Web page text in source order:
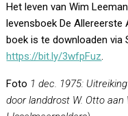
Het leven van Wim
levensboek De Allereerste
boek is te downloaden via
https://bit.ly/3wfpFuz.
Foto 1 dec. 1975:
door landdrost W. Otto